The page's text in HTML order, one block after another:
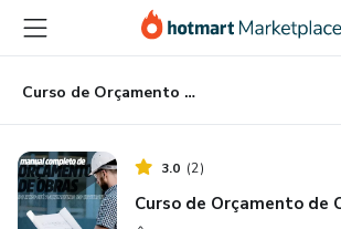
para
conteúdo
principal
para
pagamento
para
rodapé
Curso de Orçamento de Obras
3.0 (2)
Curso de Orçamento de